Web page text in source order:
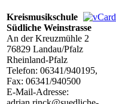
Kreismusikschule
Südliche Weinstrasse
An der Kreuzmühle 2
76829 Landau/Pfalz
Rheinland-Pfalz
Telefon: 06341/940195,
Fax: 06341/940500
E-Mail-Adresse: